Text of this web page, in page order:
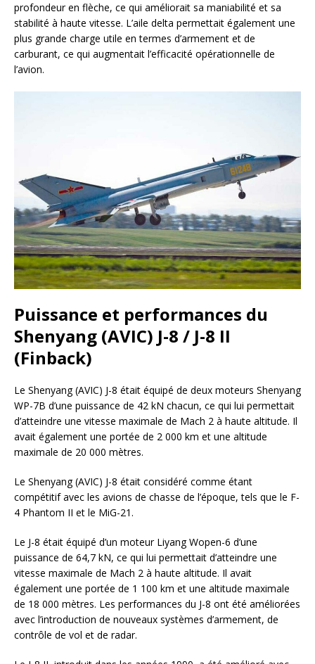
profondeur en flèche, ce qui améliorait sa maniabilité et sa
stabilité à haute vitesse. L’aile delta permettait également une
plus grande charge utile en termes d’armement et de
carburant, ce qui augmentait l’efficacité opérationnelle de
l’avion.
Puissance et performances du
Shenyang (AVIC) J-8 / J-8 II
(Finback)
Le Shenyang (AVIC) J-8 était équipé de deux moteurs Shenyang
WP-7B d’une puissance de 42 kN chacun, ce qui lui permettait
d’atteindre une vitesse maximale de Mach 2 à haute altitude. Il
avait également une portée de 2 000 km et une altitude
maximale de 20 000 mètres.
Le Shenyang (AVIC) J-8 était considéré comme étant
compétitif avec les avions de chasse de l’époque, tels que le F-
4 Phantom II et le MiG-21.
Le J-8 était équipé d’un moteur Liyang Wopen-6 d’une
puissance de 64,7 kN, ce qui lui permettait d’atteindre une
vitesse maximale de Mach 2 à haute altitude. Il avait
également une portée de 1 100 km et une altitude maximale
de 18 000 mètres. Les performances du J-8 ont été améliorées
avec l’introduction de nouveaux systèmes d’armement, de
contrôle de vol et de radar.